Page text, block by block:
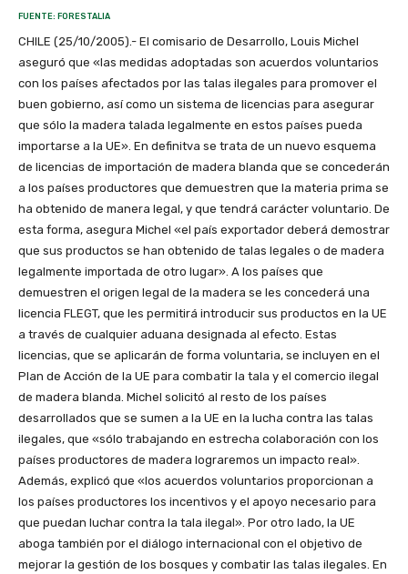
FUENTE: FORESTALIA
CHILE (25/10/2005).- El comisario de Desarrollo, Louis Michel
aseguró que «las medidas adoptadas son acuerdos voluntarios
con los países afectados por las talas ilegales para promover el
buen gobierno, así como un sistema de licencias para asegurar
que sólo la madera talada legalmente en estos países pueda
importarse a la UE». En definitva se trata de un nuevo esquema
de licencias de importación de madera blanda que se concederán
a los países productores que demuestren que la materia prima se
ha obtenido de manera legal, y que tendrá carácter voluntario. De
esta forma, asegura Michel «el país exportador deberá demostrar
que sus productos se han obtenido de talas legales o de madera
legalmente importada de otro lugar». A los países que
demuestren el origen legal de la madera se les concederá una
licencia FLEGT, que les permitirá introducir sus productos en la UE
a través de cualquier aduana designada al efecto. Estas
licencias, que se aplicarán de forma voluntaria, se incluyen en el
Plan de Acción de la UE para combatir la tala y el comercio ilegal
de madera blanda. Michel solicitó al resto de los países
desarrollados que se sumen a la UE en la lucha contra las talas
ilegales, que «sólo trabajando en estrecha colaboración con los
países productores de madera lograremos un impacto real».
Además, explicó que «los acuerdos voluntarios proporcionan a
los países productores los incentivos y el apoyo necesario para
que puedan luchar contra la tala ilegal». Por otro lado, la UE
aboga también por el diálogo internacional con el objetivo de
mejorar la gestión de los bosques y combatir las talas ilegales. En